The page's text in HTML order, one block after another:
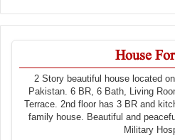
House
2 Story beautiful house located
Pakistan. 6 BR, 6 Bath, Living
Terrace. 2nd floor has 3 BR and
family house. Beautiful and
Military